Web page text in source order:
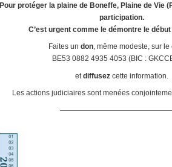
Pour protéger la plaine de Boneffe, Plaine de Vie
participation.
C’est urgent comme le démontre le
Faites un don, même modeste, sur le
BE53 0882 4935 4053 (BIC :
et diffusez cette information.
Les actions judiciaires sont menées